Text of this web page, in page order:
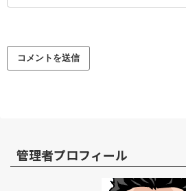
管理者プロフィール